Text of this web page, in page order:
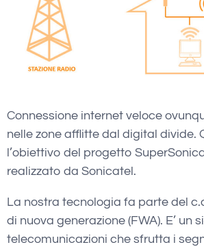
Connessione internet veloce
nelle zone afflitte dal digital divide.
l’obiettivo del progetto
realizzato da Sonicatel.
La nostra tecnologia fa parte del
di nuova generazione (FWA). E’ un
telecomunicazioni che sfrutta i